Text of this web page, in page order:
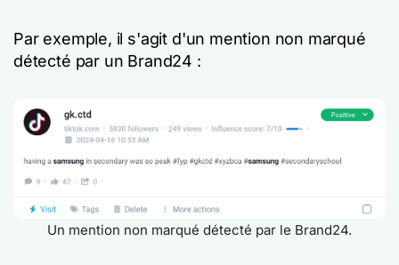
Par exemple, il s'agit d'un mention non marqué
détecté par un Brand24 :
Un mention non marqué détecté par le Brand24.